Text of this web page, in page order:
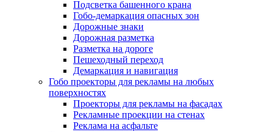
Подсветка башенного крана
Гобо-демаркация опасных зон
Дорожные знаки
Дорожная разметка
Разметка на дороге
Пешеходный переход
Демаркация и навигация
Гобо проекторы для рекламы на любых
поверхностях
Проекторы для рекламы на фасадах
Рекламные проекции на стенах
Реклама на асфальте